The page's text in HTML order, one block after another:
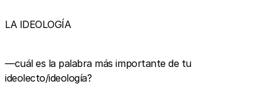
LA IDEOLOGÍA
—cuál es la palabra más importante de tu
ideolecto/ideología?